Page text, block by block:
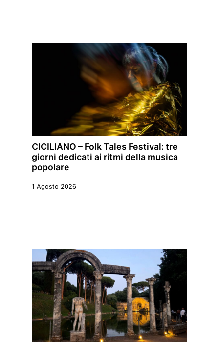
CICILIANO – Folk Tales Festival: tre
giorni dedicati ai ritmi della musica
popolare
1 Agosto 2026